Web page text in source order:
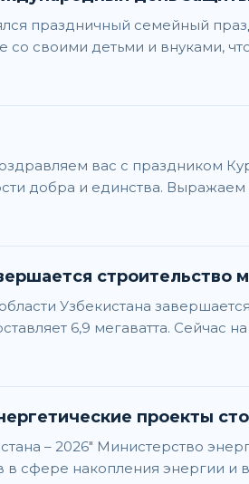
праздничный семейный
со своими детьми и внуками,
вас с праздником
добра и единства.
строительство
Узбекистана
6,9 мегаватта. Сейчас
проекты
– 2026" Министерство
в сфере накопления энергии и